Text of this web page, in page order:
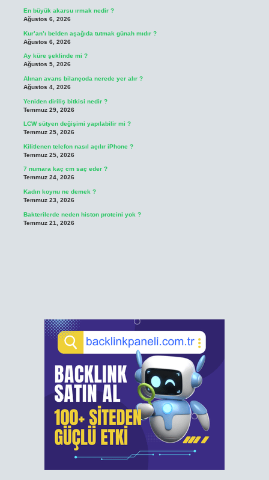
En büyük akarsu ırmak nedir ?
Ağustos 6, 2026
Kur’an’ı belden aşağıda tutmak günah mıdır ?
Ağustos 6, 2026
Ay küre şeklinde mi ?
Ağustos 5, 2026
Alınan avans bilançoda nerede yer alır ?
Ağustos 4, 2026
Yeniden diriliş bitkisi nedir ?
Temmuz 29, 2026
LCW sütyen değişimi yapılabilir mi ?
Temmuz 25, 2026
Kilitlenen telefon nasıl açılır iPhone ?
Temmuz 25, 2026
7 numara kaç cm saç eder ?
Temmuz 24, 2026
Kadın koynu ne demek ?
Temmuz 23, 2026
Bakterilerde neden histon proteini yok ?
Temmuz 21, 2026